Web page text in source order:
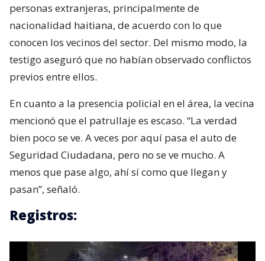
personas extranjeras, principalmente de
nacionalidad haitiana, de acuerdo con lo que
conocen los vecinos del sector. Del mismo modo, la
testigo aseguró que no habían observado conflictos
previos entre ellos.
En cuanto a la presencia policial en el área, la vecina
mencionó que el patrullaje es escaso. “La verdad
bien poco se ve. A veces por aquí pasa el auto de
Seguridad Ciudadana, pero no se ve mucho. A
menos que pase algo, ahí sí como que llegan y
pasan”, señaló.
Registros: